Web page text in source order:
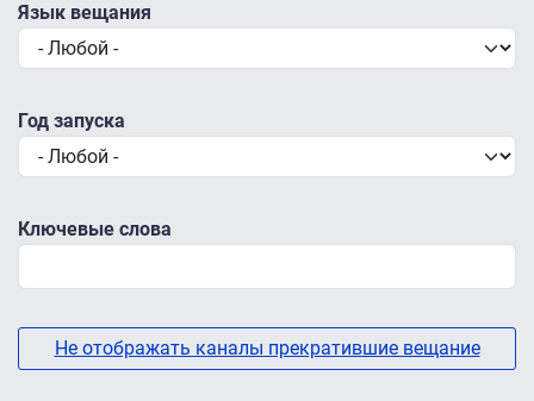
Язык вещания
Год запуска
Ключевые слова
Не отображать каналы прекратившие вещание